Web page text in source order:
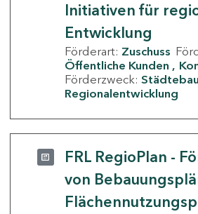
Initiativen für
Entwicklung
Förderart: Zuschuss
Öffentliche Kunden
Förderzweck:
Regionalentwicklung
FRL RegioPlan -
von